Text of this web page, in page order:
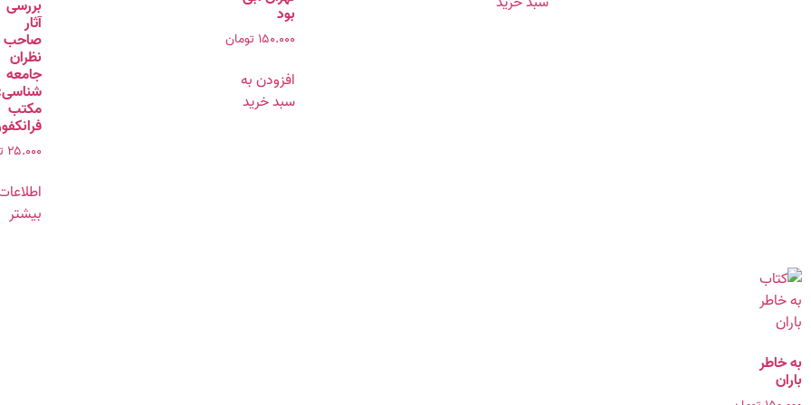
بود
۱۵۰.۰۰۰ تومان
افزودن به
سبد خرید
بررسی
آثار
صاحب
نظران
جامعه
مکتب
۲۵.۰۰۰
بیشتر
به خاطر
باران